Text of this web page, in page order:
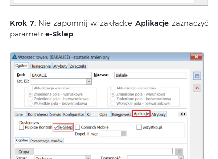
Krok 7. Nie zapomnij w zakładce Aplikacje zaznaczyć
parametre-Sklep.